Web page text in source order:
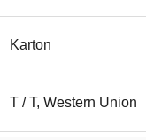
Karton
T / T, Western Union